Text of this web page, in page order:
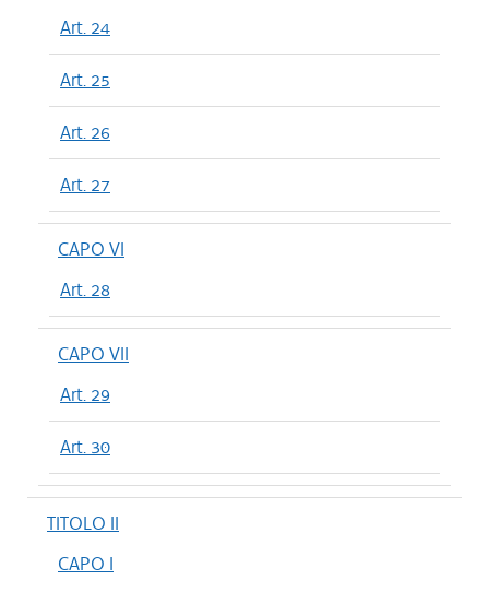
Art. 24
Art. 25
Art. 26
Art. 27
CAPO VI
Art. 28
CAPO VII
Art. 29
Art. 30
TITOLO II
CAPO I